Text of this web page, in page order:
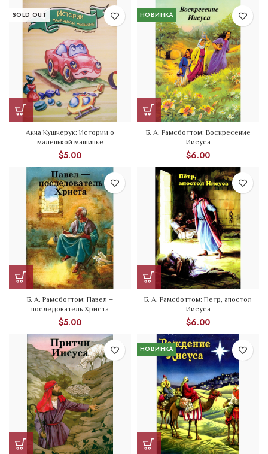
SOLD OUT
Анна Кушнерук: Истории о
маленькой машинке
$5.00
НОВИНКА
Б. А. Рамсботтом: Воскресение
Иисуса
$6.00
Б. А. Рамсботтом: Павел –
последователь Христа
$5.00
Б. А. Рамсботтом: Петр, апостол
Иисуса
$6.00
НОВИНКА